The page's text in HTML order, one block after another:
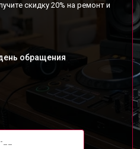
скидку 20% на ремонт и
обращения